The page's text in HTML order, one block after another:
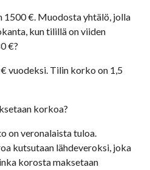
1500 €. Muodosta yhtälö, jolla
kun tilillä on viiden
€?
vuodeksi. Tilin korko on 1,5
korkoa?
on veronalaista tuloa.
kutsutaan lähdeveroksi, joka
korosta maksetaan